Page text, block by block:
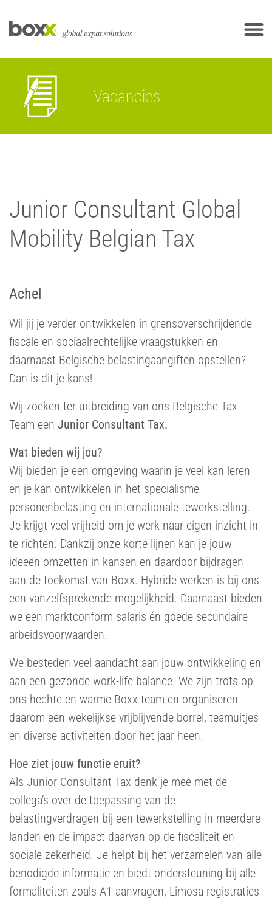
Vacancies
Junior Consultant Global
Mobility Belgian Tax
Achel
Wil jij je verder ontwikkelen in grensoverschrijdende
fiscale en sociaalrechtelijke vraagstukken en
daarnaast Belgische belastingaangiften opstellen?
Dan is dit je kans!
Wij zoeken ter uitbreiding van ons Belgische Tax
Team een Junior Consultant Tax.
Wat bieden wij jou?
Wij bieden je een omgeving waarin je veel kan leren
en je kan ontwikkelen in het specialisme
personenbelasting en internationale tewerkstelling.
Je krijgt veel vrijheid om je werk naar eigen inzicht in
te richten. Dankzij onze korte lijnen kan je jouw
ideeën omzetten in kansen en daardoor bijdragen
aan de toekomst van Boxx. Hybride werken is bij ons
een vanzelfsprekende mogelijkheid. Daarnaast bieden
we een marktconform salaris én goede secundaire
arbeidsvoorwaarden.
We besteden veel aandacht aan jouw ontwikkeling en
aan een gezonde work-life balance. We zijn trots op
ons hechte en warme Boxx team en organiseren
daarom een wekelijkse vrijblijvende borrel, teamuitjes
en diverse activiteiten door het jaar heen.
Hoe ziet jouw functie eruit?
Als Junior Consultant Tax denk je mee met de
collega’s over de toepassing van de
belastingverdragen bij een tewerkstelling in meerdere
landen en de impact daarvan op de fiscaliteit en
sociale zekerheid. Je helpt bij het verzamelen van alle
benodigde informatie en biedt ondersteuning bij alle
formaliteiten zoals A1 aanvragen, Limosa registraties